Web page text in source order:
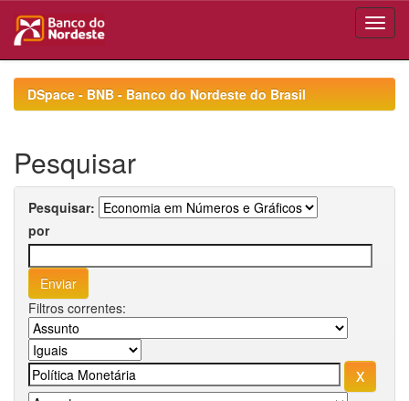
navigationDSpace - BNB - Banco do Nordeste do Brasil
Pesquisar
Pesquisar:
por
Filtros correntes: